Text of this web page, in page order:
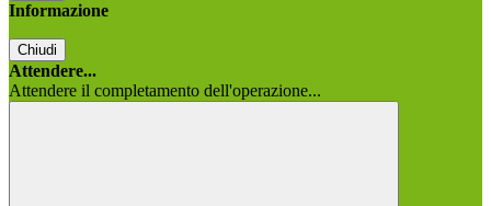
Informazione
Chiudi
Attendere...
Attendere il completamento dell'operazione...